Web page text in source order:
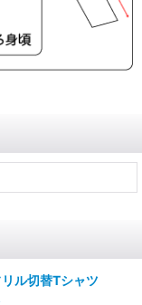
ル切替Tシャツ